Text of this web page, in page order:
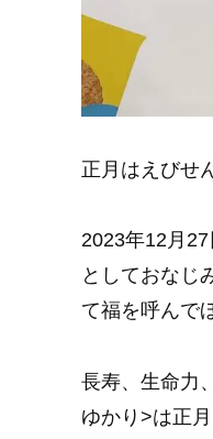
正月はえびせ
2023年12月
としておなじ
て福を呼んで
長寿、生命力
ゆかり>は正